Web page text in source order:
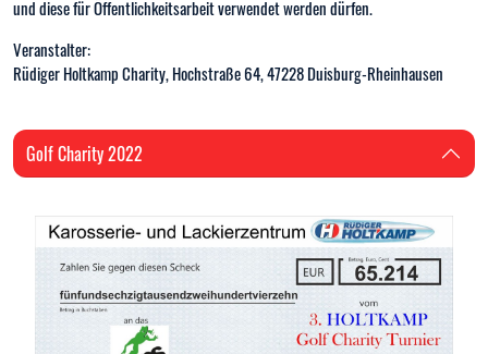
und diese für Öffentlichkeitsarbeit verwendet werden dürfen.
Veranstalter:
Rüdiger Holtkamp Charity, Hochstraße 64, 47228 Duisburg-Rheinhausen
Golf Charity 2022